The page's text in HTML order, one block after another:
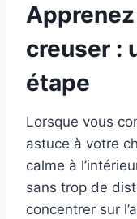
creuser :
étape
Lorsque vous
astuce à votre
calme à
sans trop de
concentrer sur